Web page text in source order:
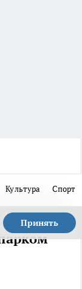
Культура Спорт
Принять